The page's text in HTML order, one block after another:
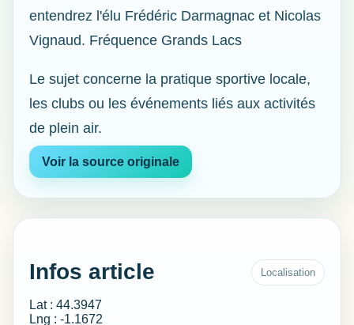
entendrez l'élu Frédéric Darmagnac et Nicolas
Vignaud. Fréquence Grands Lacs
Le sujet concerne la pratique sportive locale,
les clubs ou les événements liés aux activités
de plein air.
Voir la source originale
Infos article Localisation
Lat : 44.3947
Lng : -1.1672